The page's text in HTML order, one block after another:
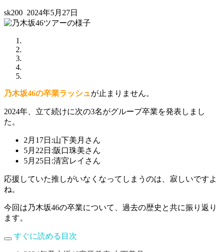
sk200 2024年5月27日
乃木坂46の卒業ラッシュが止まりません。
2024年、立て続けに次の3名がグループ卒業を発表しまし
た。
2月17日:山下美月さん
5月22日:阪口珠美さん
5月25日:清宮レイさん
応援していた推しがいなくなってしまうのは、寂しいですよ
ね。
今回は乃木坂46の卒業について、過去の歴史と共に振り返り
ます。
すぐに読める目次